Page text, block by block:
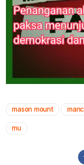
mason mount
mu